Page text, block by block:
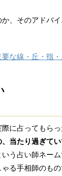
、そのアドバ
な線・丘・指・
に占ってもら
当たり過ぎてい
う占い師ネー
る手相師のもの